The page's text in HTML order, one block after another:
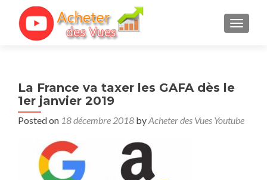
La France va taxer les GAFA dès le
1er janvier 2019
Posted on 18 décembre 2018 byAcheter des Vues Youtube